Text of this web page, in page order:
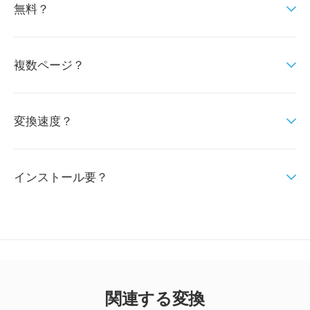
無料？
複数ページ？
変換速度？
インストール要？
関連する変換